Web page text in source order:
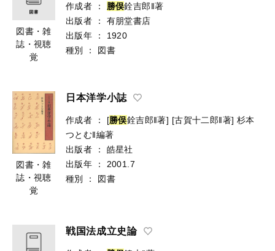
図書・雑
誌・視聴
覚
作成者 ： 勝俣銓吉郎‖著
出版者
：
有朋堂書店
出版年
：
1920
種別
： 図書
図書・雑
誌・視聴
覚
日本洋学小誌
作成者 ： [勝俣銓吉郎‖著] [古賀十二郎‖著] 杉本
つとむ‖編著
出版者
：
皓星社
出版年
：
2001.7
種別
： 図書
戦国法成立史論